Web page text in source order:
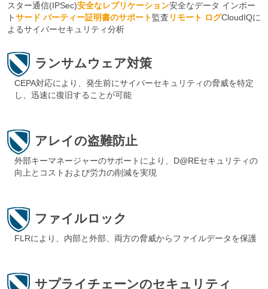
スター通信(IPSec)安全なレプリケーション安全なデータ インポー
トサード パーティー証明書のサポート監査 リモート ログCloudIQに
よるサイバーセキュリティ分析
ランサムウェア対策
CEPA対応により、発生前にサイバーセキュリティの脅威を特定
し、迅速に復旧することが可能
アレイの盗難防止
外部キーマネージャーのサポートにより、D@REセキュリティの
向上とコストおよび労力の削減を実現
ファイルロック
FLRにより、内部と外部、両方の脅威からファイルデータを保護
サプライチェーンのセキュリティ